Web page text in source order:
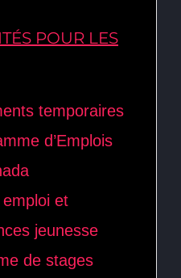
POUR LES
temporaires
d’Emplois
et
jeunesse
de stages